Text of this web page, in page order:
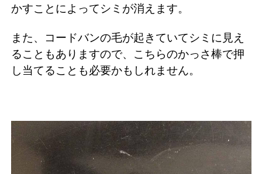
かすことによってシミが消えます。
また、コードバンの毛が起きていてシミに見え
ることもありますので、こちらのかっさ棒で押
し当てることも必要かもしれません。